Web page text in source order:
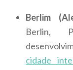
Berlim
Berlin,
cidade